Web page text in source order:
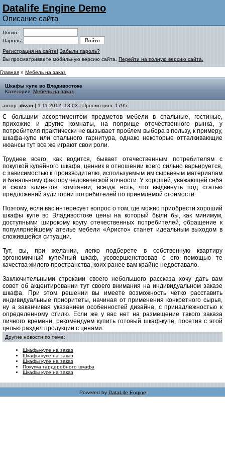
Datalife Engine Demo
Описание сайта
Логин:
Пароль:
Регистрация на сайте! Забыли пароль?
Вы просматриваете мобильную версию сайта. Перейти на полную версию сайта.
Главная » Мебель на заказ
Шкафы купе во Владивостоке
Категория: Мебель на заказ
автор: divan | 1-11-2012, 13:03 | Просмотров: 1795
С большим ассортиментом предметов мебели в спальные, гостиные,
прихожие и другие комнаты, на поприще отечественного рынка, у
потребителя практически не вызывает проблем выбора в пользу, к примеру,
шкафа-купе или спального гарнитура, однако некоторые отталкивающие
нюансы тут все же играют свои роли.
Труднее всего, как водится, бывает отечественным потребителям с
покупкой купейного шкафа, ценник в отношении коего сильно варьируется,
с зависимостью к производителю, используемым им сырьевым материалам
и банальному фактору человеческой алчности. У хорошей, уважающей себя
и своих клиентов, компании, всегда есть, что выдвинуть под статью
предложений аудитории потребителей по приемлемой стоимости.
Поэтому, если вас интересует вопрос о том, где можно приобрести хороший
шкафы купе во Владивостоке цены на который были бы, как минимум,
доступными широкому кругу отечественных потребителей, обращение к
популярнейшему ателье мебели «Аристо» станет идеальным выходом в
сложившейся ситуации.
Тут, вы, при желании, легко подберете в собственную квартиру
эргономичный купейный шкаф, усовершенствовав с его помощью те
качества жилого пространства, коих ранее вам крайне недоставало.
Заключительными строками своего небольшого рассказа хочу дать вам
совет об акцентировании тут своего внимания на индивидуальном заказе
шкафа. При этом решении вы имеете возможность четко расставить
индивидуальные приоритеты, начиная от применения конкретного сырья,
ну а заканчивая указанием особенностей дизайна, с принадлежностью к
определенному стилю. Если же у вас нет на размещение такого заказа
личного времени, рекомендуем купить готовый шкаф-купе, посетив с этой
целью раздел продукции с ценами.
Другие новости по теме:
Шкафы-купе на заказ
Шкафы купе на заказ
Шкафы купе на заказ
Покупка гардеробного шкафа
Шкафы купе на заказ
Powered by DataLife Engine